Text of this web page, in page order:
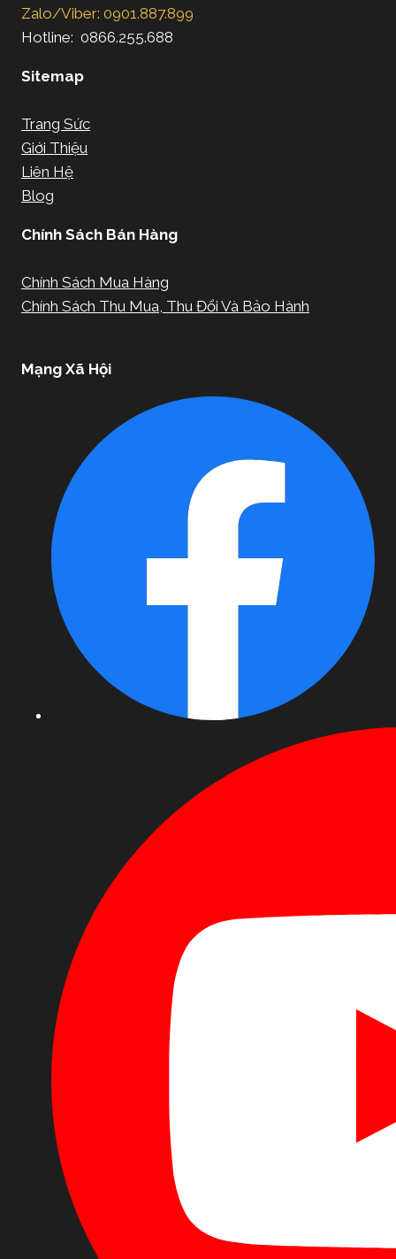
Zalo/Viber: 0901.887.899
Hotline: 0866.255.688
Sitemap
Trang Sức
Giới Thiệu
Liên Hệ
Blog
Chính Sách Bán Hàng
Chính Sách Mua Hàng
Chính Sách Thu Mua, Thu Đổi Và Bảo Hành
Mạng Xã Hội